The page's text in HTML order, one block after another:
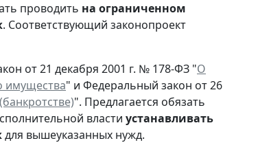
проводить на ограниченном
. Соответствующий законопроект
от 21 декабря 2001 г. № 178-ФЗ "О
имущества" и Федеральный закон от 26
". Предлагается обязать
власти устанавливать
для вышеуказанных нужд.